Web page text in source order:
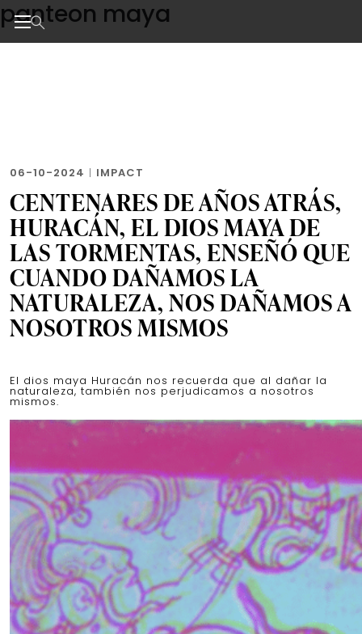
Skip
to
the
panteon maya
06-10-2024 | IMPACT
CENTENARES DE AÑOS ATRÁS,
HURACÁN, EL DIOS MAYA DE
LAS TORMENTAS, ENSEÑÓ QUE
CUANDO DAÑAMOS LA
NATURALEZA, NOS DAÑAMOS A
NOSOTROS MISMOS
El dios maya Huracán nos recuerda que al dañar la
naturaleza, también nos perjudicamos a nosotros
mismos.